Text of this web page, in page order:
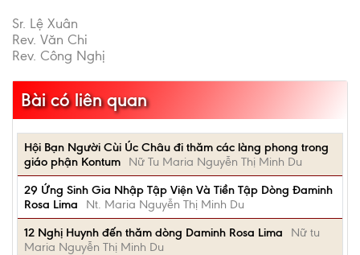
Sr. Lệ Xuân
Rev. Văn Chi
Rev. Công Nghị
Bài có liên quan
Hội Bạn Người Cùi Úc Châu đi thăm các làng phong trong
giáo phận Kontum
Nữ Tu Maria Nguyễn Thị Minh Du
29 Ứng Sinh Gia Nhập Tập Viện Và Tiền Tập Dòng Đaminh
Rosa Lima
Nt. Maria Nguyễn Thị Minh Du
12 Nghị Huynh đến thăm dòng Daminh Rosa Lima
Nữ tu
Maria Nguyễn Thị Minh Du